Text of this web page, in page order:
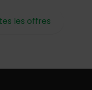
les offres